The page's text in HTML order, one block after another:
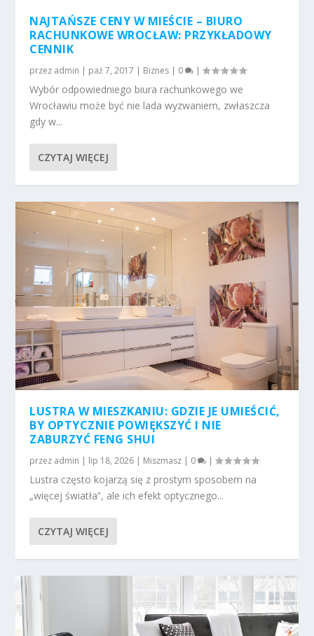
NAJTAŃSZE CENY W MIEŚCIE – BIURO
RACHUNKOWE WROCŁAW: PRZYKŁADOWY
CENNIK
przez admin | paź 7, 2017 | Biznes | 0 |
Wybór odpowiedniego biura rachunkowego we
Wrocławiu może być nie lada wyzwaniem, zwłaszcza
gdy w...
CZYTAJ WIĘCEJ
LUSTRA W MIESZKANIU: GDZIE JE UMIEŚCIĆ,
BY OPTYCZNIE POWIĘKSZYĆ I NIE
ZABURZYĆ FENG SHUI
przez admin | lip 18, 2026 | Miszmasz | 0 |
Lustra często kojarzą się z prostym sposobem na
„więcej światła”, ale ich efekt optycznego...
CZYTAJ WIĘCEJ